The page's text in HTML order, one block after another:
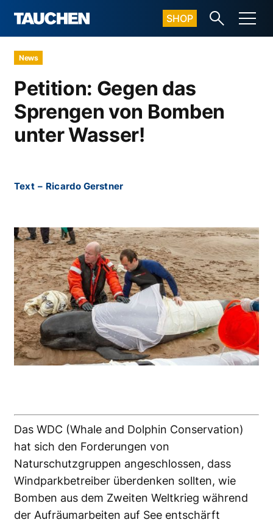
SHOP
News
Petition: Gegen das
Sprengen von Bomben
unter Wasser!
Text – Ricardo Gerstner
Das WDC (Whale and Dolphin Conservation)
hat sich den Forderungen von
Naturschutzgruppen angeschlossen, dass
Windparkbetreiber überdenken sollten, wie
Bomben aus dem Zweiten Weltkrieg während
der Aufräumarbeiten auf See entschärft